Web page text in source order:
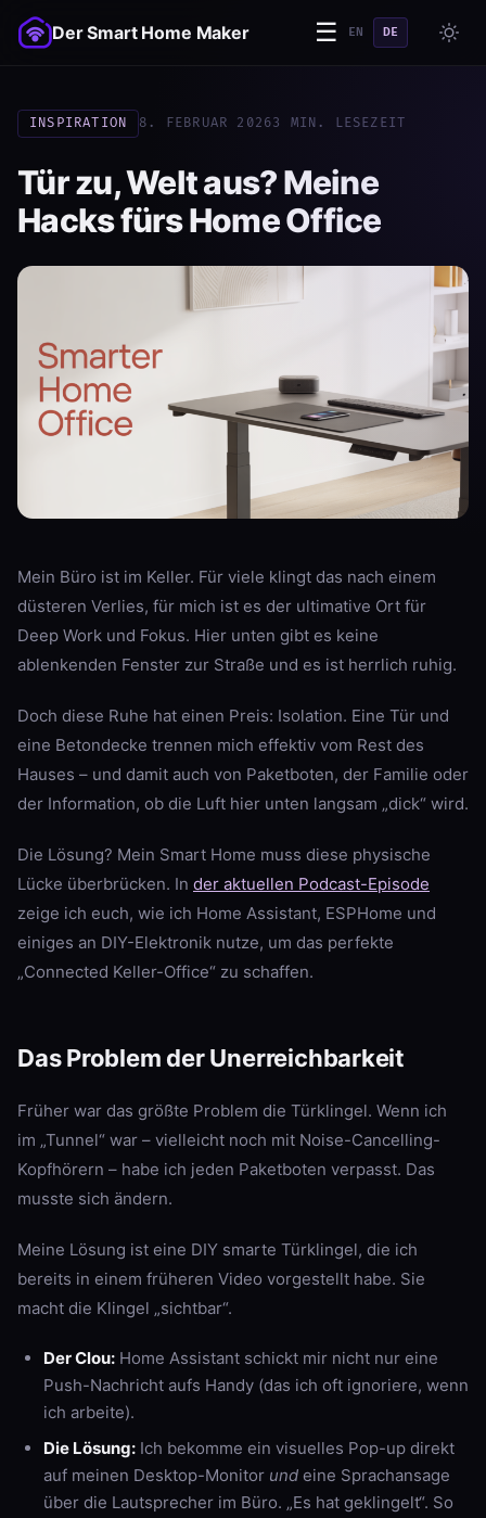
Der Smart Home Maker ☰ EN DE
INSPIRATION 8. FEBRUAR 20263 MIN. LESEZEIT
Tür zu, Welt aus? Meine
Hacks fürs Home Office
Mein Büro ist im Keller. Für viele klingt das nach einem
düsteren Verlies, für mich ist es der ultimative Ort für
Deep Work und Fokus. Hier unten gibt es keine
ablenkenden Fenster zur Straße und es ist herrlich ruhig.
Doch diese Ruhe hat einen Preis: Isolation. Eine Tür und
eine Betondecke trennen mich effektiv vom Rest des
Hauses – und damit auch von Paketboten, der Familie oder
der Information, ob die Luft hier unten langsam „dick“ wird.
Die Lösung? Mein Smart Home muss diese physische
Lücke überbrücken. In der aktuellen Podcast-Episode
zeige ich euch, wie ich Home Assistant, ESPHome und
einiges an DIY-Elektronik nutze, um das perfekte
„Connected Keller-Office“ zu schaffen.
Das Problem der Unerreichbarkeit
Früher war das größte Problem die Türklingel. Wenn ich
im „Tunnel“ war – vielleicht noch mit Noise-Cancelling-
Kopfhörern – habe ich jeden Paketboten verpasst. Das
musste sich ändern.
Meine Lösung ist eine DIY smarte Türklingel, die ich
bereits in einem früheren Video vorgestellt habe. Sie
macht die Klingel „sichtbar“.
Der Clou: Home Assistant schickt mir nicht nur eine
Push-Nachricht aufs Handy (das ich oft ignoriere, wenn
ich arbeite).
Die Lösung: Ich bekomme ein visuelles Pop-up direkt
auf meinen Desktop-Monitor und eine Sprachansage
über die Lautsprecher im Büro. „Es hat geklingelt“. So